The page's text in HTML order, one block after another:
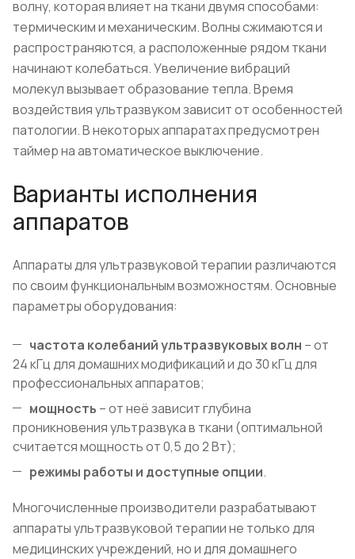
волну, которая влияет на ткани двумя способами:
термическим и механическим. Волны сжимаются и
распространяются, а расположенные рядом ткани
начинают колебаться. Увеличение вибраций
молекул вызывает образование тепла. Время
воздействия ультразвуком зависит от особенностей
патологии. В некоторых аппаратах предусмотрен
таймер на автоматическое выключение.
Варианты исполнения
аппаратов
Аппараты для ультразвуковой терапии различаются
по своим функциональным возможностям. Основные
параметры оборудования:
частота колебаний ультразвуковых волн – от
24 кГц для домашних модификаций и до 30 кГц для
профессиональных аппаратов;
мощность – от неё зависит глубина
проникновения ультразвука в ткани (оптимальной
считается мощность от 0,5 до 2 Вт);
режимы работы и доступные опции.
Многочисленные производители разрабатывают
аппараты ультразвуковой терапии не только для
медицинских учреждений, но и для домашнего